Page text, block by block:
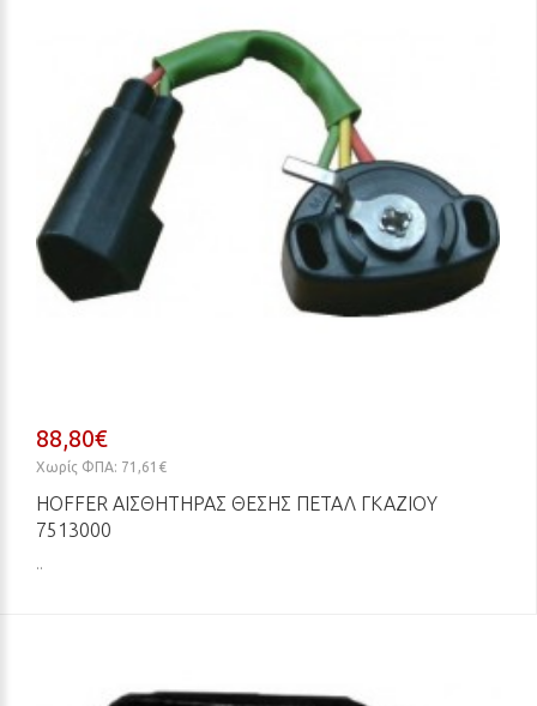
88,80€
Χωρίς ΦΠΑ: 71,61€
HOFFER ΑΙΣΘΗΤΉΡΑΣ ΘΈΣΗΣ ΠΕΤΑΛ ΓΚΑΖΙΟΎ
7513000
..